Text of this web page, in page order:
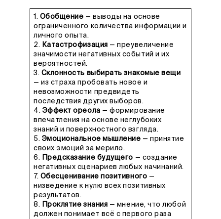
1. Обобщение — выводы на основе
ограниченного количества информации и
личного опыта.
2. Катастрофизация — преувеличение
значимости негативных событий и их
вероятностей.
3. Склонность выбирать знакомые вещи
— из страха пробовать новое и
невозможности предвидеть
последствия других выборов.
4. Эффект ореола — формирование
впечатления на основе неглубоких
знаний и поверхностного взгляда.
5. Эмоциональное мышление — принятие
своих эмоций за мерило.
6.
Предсказание будущего — создание
негативных сценариев любых начинаний.
7. Обесценивание позитивного —
низведение к нулю всех позитивных
результатов.
8.
Проклятие знания — мнение, что любой
должен понимает всё с первого раза